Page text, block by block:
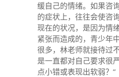
缓自己的情绪。如果咨
的症状上，往往会使咨
现在的状况，是因为情
紧张而造成的，青少年
很多，林老师就接待过
是一直都对自己要求很
点小错或表现出软弱？